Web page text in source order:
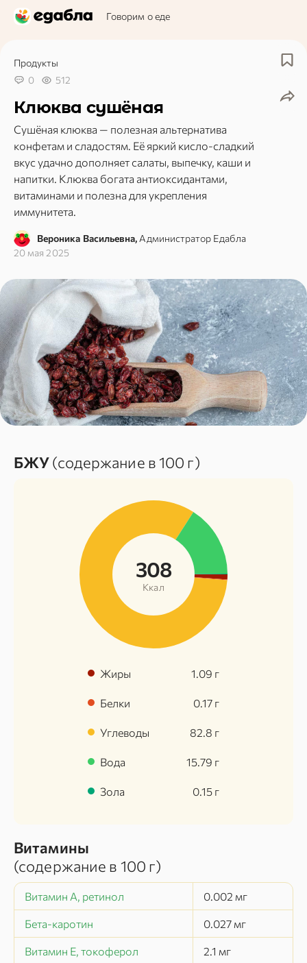
Говорим о еде
Продукты
0
512
Клюква сушёная
Сушёная клюква — полезная альтернатива
конфетам и сладостям. Её яркий кисло-сладкий
вкус удачно дополняет салаты, выпечку, каши и
напитки. Клюква богата антиоксидантами,
витаминами и полезна для укрепления
иммунитета.
Вероника Васильевна, Администратор Едабла
20 мая 2025
БЖУ(содержание в 100 г)
308
Ккал
Жиры 1.09 г
Белки 0.17 г
Углеводы 82.8 г
Вода 15.79 г
Зола 0.15 г
Витамины
(содержание в 100 г)
Витамин A, ретинол 0.002 мг
Бета-каротин 0.027 мг
Витамин E, токоферол 2.1 мг